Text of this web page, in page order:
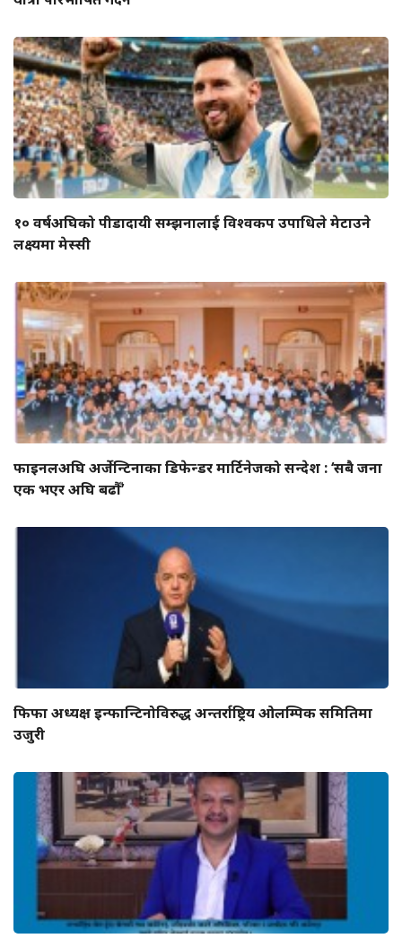
१० वर्षअघिको पीडादायी सम्झनालाई विश्वकप उपाधिले मेटाउने
लक्ष्यमा मेस्सी
फाइनलअघि अर्जेन्टिनाका डिफेन्डर मार्टिनेजको सन्देश : ‘सबै जना
एक भएर अघि बढौँ’
फिफा अध्यक्ष इन्फान्टिनोविरुद्ध अन्तर्राष्ट्रिय ओलम्पिक समितिमा
उजुरी